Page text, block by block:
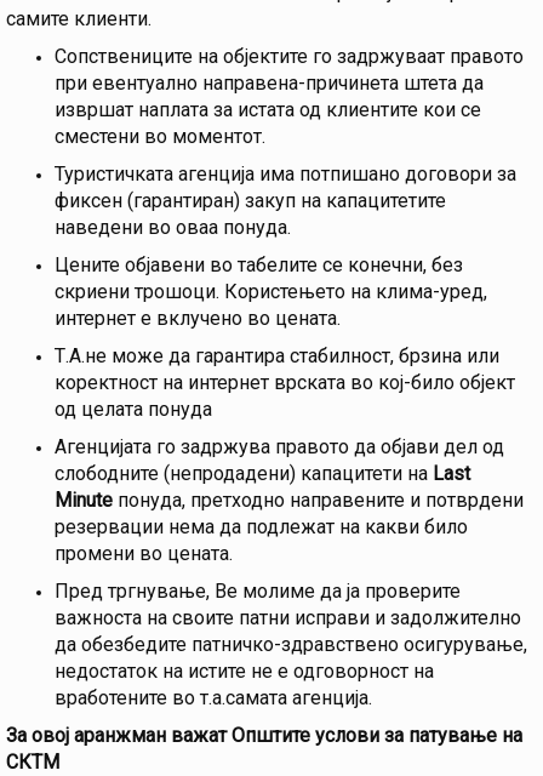
самите клиенти.
Сопствениците на објектите го задржуваат правото
при евентуално направена-причинета штета да
извршат наплата за истата од клиентите кои се
сместени во моментот.
Туристичката агенција има потпишано договори за
фиксен (гарантиран) закуп на капацитетите
наведени во оваа понуда.
Цените објавени во табелите се конечни, без
скриени трошоци. Користењето на клима-уред,
интернет е вклучено во цената.
Т.А.не може да гарантира стабилност, брзина или
коректност на интернет врската во кој-било објект
од целата понуда
Агенцијата го задржува правото да објави дел од
слободните (непродадени) капацитети на Last
Minute понуда, претходно направените и потврдени
резервации нема да подлежат на какви било
промени во цената.
Пред тргнување, Ве молиме да ја проверите
важноста на своите патни исправи и задолжително
да обезбедите патничко-здравствено осигурување,
недостаток на истите не е одговорност на
вработените во т.а.самата агенција.
За овој аранжман важат Општите услови за патување на
СКТМ